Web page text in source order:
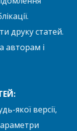
друку статей.
авторам і
якої вер­сії,